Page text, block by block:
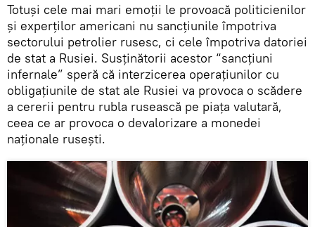
Totuși cele mai mari emoții le provoacă politicienilor
și experților americani nu sancțiunile împotriva
sectorului petrolier rusesc, ci cele împotriva datoriei
de stat a Rusiei. Susținătorii acestor “sancțiuni
infernale” speră că interzicerea operațiunilor cu
obligațiunile de stat ale Rusiei va provoca o scădere
a cererii pentru rubla rusească pe piața valutară,
ceea ce ar provoca o devalorizare a monedei
naționale rusești.